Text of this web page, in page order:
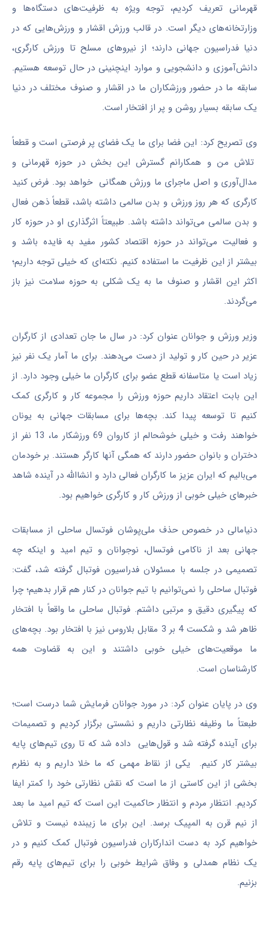
قهرمانی تعریف کردیم، توجه ویژه به ظرفیت‌های دستگاه‌ها و
وزارتخانه‌های دیگر است. در قالب ورزش اقشار و ورزش‌‌هایی که در
دنیا فدراسیون جهانی دارند؛ از نیروهای مسلح تا ورزش کارگری،
دانش‌آموزی و دانشجویی و موارد اینچنینی در حال توسعه هستیم.
سابقه ما در حضور ورزشکاران ما در اقشار و صنوف مختلف در دنیا
یک سابقه بسیار روشن و پر از افتخار است.
وی تصریح کرد: این فضا برای ما یک فضای پر فرصتی است و قطعاً
تلاش من و همکارانم گسترش این بخش در حوزه قهرمانی و
مدال‌آوری و اصل ماجرای ما ورزش همگانی خواهد بود. فرض کنید
کارگری که هر روز ورزش و بدن سالمی داشته باشد، قطعاً ذهن فعال
و بدن سالمی می‌تواند داشته باشد. طبیعتاً اثرگذاری او در حوزه کار
و فعالیت می‌تواند در حوزه اقتصاد کشور مفید به فایده باشد و
بیشتر از این ظرفیت ما استفاده کنیم. نکته‌ای که خیلی توجه داریم؛
اکثر این اقشار و صنوف ما به یک شکلی به حوزه سلامت نیز باز
می‌گردند.
وزیر ورزش و جوانان عنوان کرد: در سال ما جان تعدادی از کارگران
عزیر در حین کار و تولید از دست می‌دهند. برای ما آمار یک نفر نیز
زیاد است یا متاسفانه قطع عضو برای کارگران ما خیلی وجود دارد. از
این بابت اعتقاد داریم حوزه ورزش را مجموعه کار و کارگری کمک
کنیم تا توسعه پیدا کند. بچه‌ها برای مسابقات جهانی به یونان
خواهند رفت و خیلی خوشحالم از کاروان 69 ورزشکار ما، 13 نفر از
دختران و بانوان حضور دارند که همگی آنها کارگر هستند. بر خودمان
می‌بالیم که ایران عزیز ما کارگران فعالی دارد و انشاالله در آینده شاهد
خبرهای خیلی خوبی از ورزش کار و کارگری خواهیم بود.
دنیامالی در خصوص حذف ملی‌پوشان فوتسال ساحلی از مسابقات
جهانی بعد از ناکامی فوتسال، نوجوانان و تیم امید و اینکه چه
تصمیمی در جلسه با مسئولان فدراسیون فوتبال گرفته شد، گفت:
فوتبال ساحلی را نمی‌توانیم با تیم جوانان در کنار هم قرار بدهیم؛ چرا
که پیگیری دقیق و مرتبی داشتم. فوتبال ساحلی ما واقعاً با افتخار
ظاهر شد و شکست 4 بر 3 مقابل بلاروس نیز با افتخار بود. بچه‌های
ما موقعیت‌های خیلی خوبی داشتند و این به قضاوت همه
کارشناسان است.
وی در پایان عنوان کرد: در مورد جوانان فرمایش شما درست است؛
طبعتاً ما وظیفه نظارتی داریم و نشستی برگزار کردیم و تصمیمات
برای آینده گرفته شد و قول‌هایی داده شد که تا روی تیم‌های پایه
بیشتر کار کنیم. یکی از نقاط مهمی که ما خلا داریم و به نظرم
بخشی از این کاستی از ما است که نقش نظارتی خود را کمتر ایفا
کردیم. انتظار مردم و انتظار حاکمیت این است که تیم امید ما بعد
از نیم قرن به المپیک برسد. این برای ما زیبنده نیست و تلاش
خواهیم کرد به دست اندارکاران فدراسیون فوتبال کمک کنیم و در
یک نظام همدلی و وفاق شرایط خوبی را برای تیم‌های پایه رقم
بزنیم.